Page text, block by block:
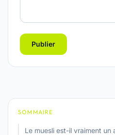
Publier
SOMMAIRE
Le muesli est-il vraiment un